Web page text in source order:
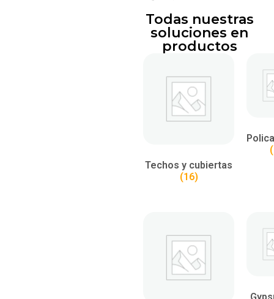
Todas nuestras
soluciones en
productos
Techos y cubiertas
(16)